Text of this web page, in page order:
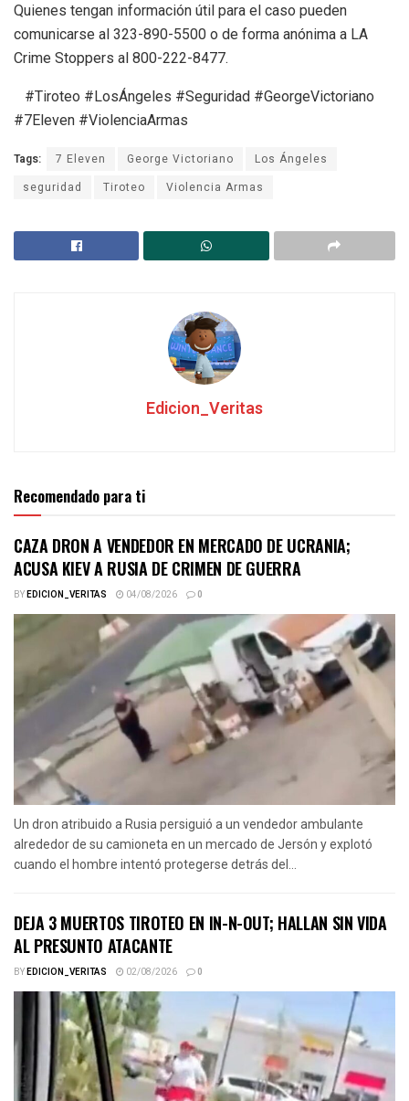
Quienes tengan información útil para el caso pueden
comunicarse al 323-890-5500 o de forma anónima a LA
Crime Stoppers al 800-222-8477.
#Tiroteo #LosÁngeles #Seguridad #GeorgeVictoriano
#7Eleven #ViolenciaArmas
Tags: 7 Eleven George Victoriano
Los Ángeles
seguridad
Tiroteo Violencia Armas
Edicion_Veritas
Recomendado para ti
CAZA DRON A VENDEDOR EN MERCADO DE UCRANIA;
ACUSA KIEV A RUSIA DE CRIMEN DE GUERRA
BYEDICION_VERITAS 04/08/2026 0
Un dron atribuido a Rusia persiguió a un vendedor ambulante
alrededor de su camioneta en un mercado de Jersón y explotó
cuando el hombre intentó protegerse detrás del...
DEJA 3 MUERTOS TIROTEO EN IN-N-OUT; HALLAN SIN VIDA
AL PRESUNTO ATACANTE
BYEDICION_VERITAS 02/08/2026 0